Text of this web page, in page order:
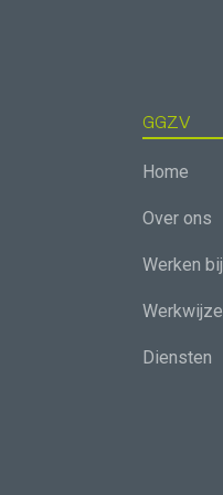
GGZV
Home
Over ons
Werken bij
Werkwijze
Diensten